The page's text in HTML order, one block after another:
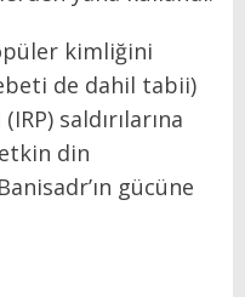
kimliğini
de dahil tabii)
saldırılarına
din
gücüne